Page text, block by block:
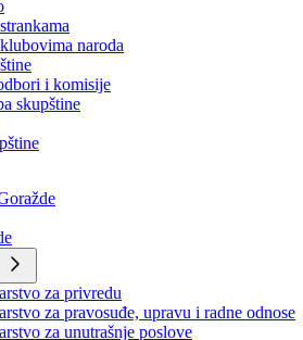
Goražde
naroda
i komisije
skupštine